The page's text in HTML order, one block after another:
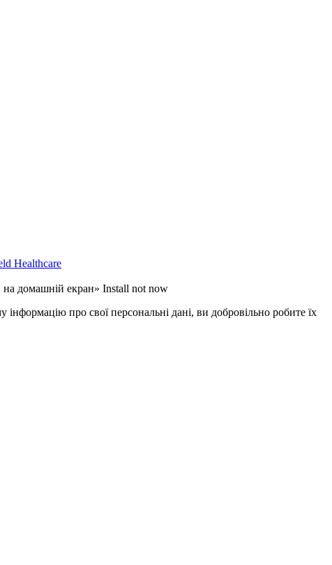
на домашній екран» Install not now
про свої персональні дані, ви добровільно робите їх